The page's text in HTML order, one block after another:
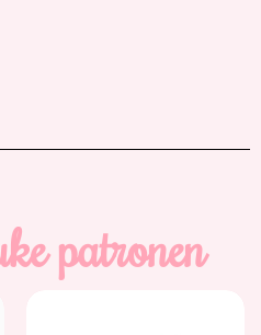
patronen